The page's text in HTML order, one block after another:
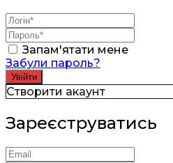
Запам'ятати мене
Забули пароль?
Створити акаунт
Зареєструватись